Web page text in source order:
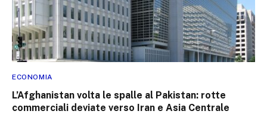
ECONOMIA
L’Afghanistan volta le spalle al Pakistan: rotte
commerciali deviate verso Iran e Asia Centrale